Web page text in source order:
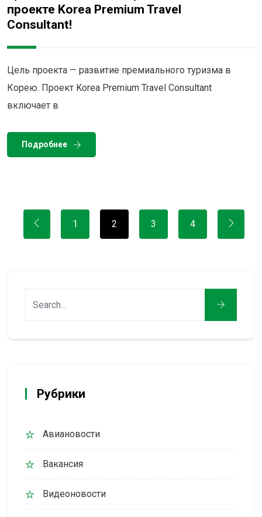
проекте Korea Premium Travel
Consultant!
Цель проекта — развитие премиального туризма в
Корею. Проект Korea Premium Travel Consultant
включает в
Подробнее
1 2 3 4
Рубрики
Авиановости
Вакансия
Видеоновости